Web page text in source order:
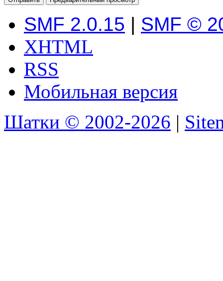
SMF 2.0.15 | SMF ©
XHTML
RSS
Мобильная версия
Шатки © 2002-2026 |